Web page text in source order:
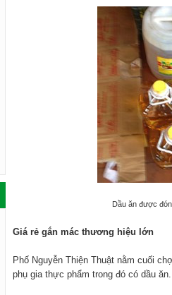
Dầu ăn được
Giá rẻ gắn mác thương hiệu lớn
Phố Nguyễn Thiện Thuật nằm cuối
phụ gia thực phẩm trong đó có dầu ăn.